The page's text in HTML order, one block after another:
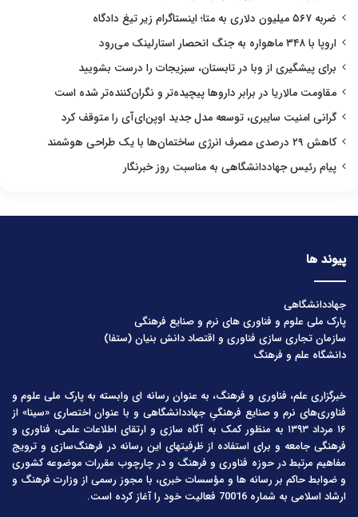
ضربه ۵۶۷ میلیون دلاری به متا؛ اینستاگرام زیر تیغ دادگاه
اروپا با ۳۴۸ ماهواره به جنگ انحصار استارلینک می‌رود
برای پیشگیری از وبا در تابستان، سبزیجات را درست بشویید
مقاومت مالاریا در برابر داروها پیچیده‌تر و نگران‌کننده‌تر شده است
گرانی امنیت سایبری، توسعه مدل جدید اوپن‌ای‌آی را متوقف کرد
کاهش ۲۹ درصدی مصرف انرژی ساختمان‌ها با یک طراحی هوشمند
پیام رئیس جهاددانشگاهی به مناسبت روز خبرنگار
پیوند ها
جهاددانشگاهی
پارک ملی علوم و فناوری های نرم و صنایع فرهنگی
سازمان تجاری سازی فناوری و اقتصاد دانش بنیان (ستفا)
دانشگاه علم و فرهنگ
خبرگزاری علم، فناوری و فرهنگ، به عنوان رسانه ای وابسته به پارک ملی علوم و
فناوری‌های نرم و صنایع فرهنگیِ جهاددانشگاهی و با عنوان اختصاری «سینا» از
۱۶ مرداد ۱۳۹۳ به منظور کمک به آگاه سازی و ارتقای اطلاعات علمی، فناوری و
فرهنگی جامعه و برای استفاده از ظرفیتهای این رسانه در فرهنگ‌سازی و ترویج
مفاهیم مرتبط در حوزه فناوری و فرهنگ و در چارچوب مقررات موضوعه کشوری
و ضوابط حاکم بر رسانه ها و مؤسسات خبری، با مجوز رسمی از وزارت فرهنگ و
ارشاد اسلامی به شماره 70016 فعالیت خود را آغاز کرده است.